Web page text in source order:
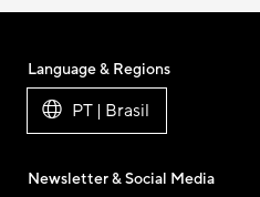
Language & Regions
PT | Brasil
Newsletter & Social Media